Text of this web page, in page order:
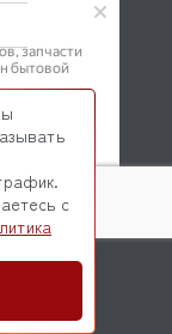
запчастей
с